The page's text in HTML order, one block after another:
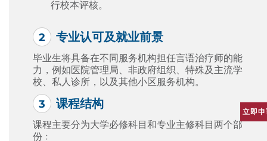
行校本评核。
专业认可及就业前景
毕业生将具备在不同服务机构担任言语治疗师的能
力，例如医院管理局、非政府组织、特殊及主流学
校、私人诊所，以及其他小区服务机构。
课程结构
课程主要分为大学必修科目和专业主修科目两个部
份﹕
立即